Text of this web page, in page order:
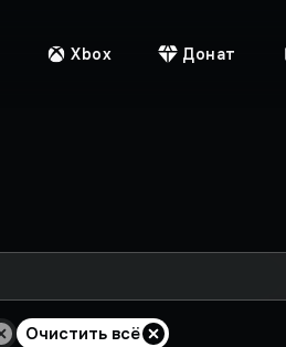
Xbox Донат
Очистить всё